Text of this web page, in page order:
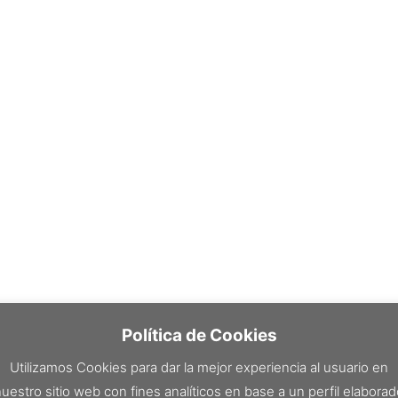
Política de Cookies
Utilizamos Cookies para dar la mejor experiencia al usuario en
sitio web con fines analíticos en base a un perfil